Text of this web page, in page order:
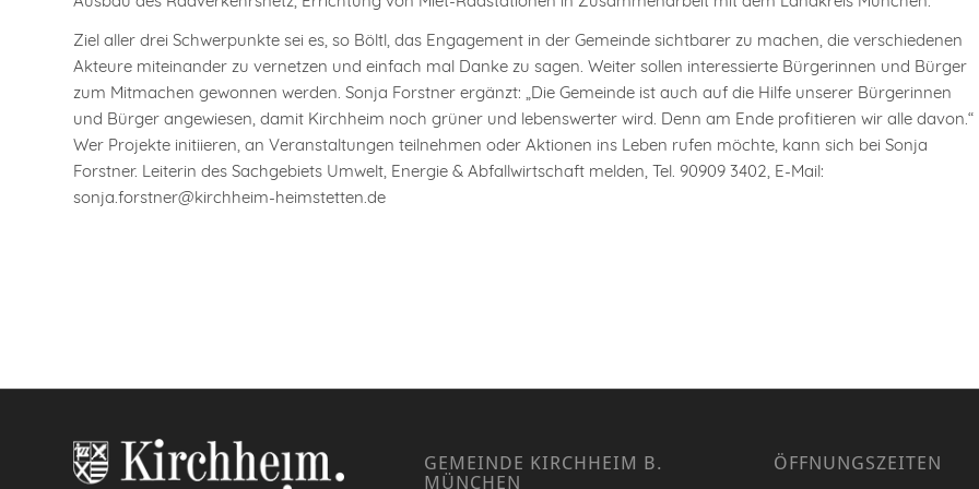
Ziel aller drei Schwerpunkte sei es, so Böltl, das Engagement in der Gemeinde sichtbarer zu machen, die verschiedenen
Akteure miteinander zu vernetzen und einfach mal Danke zu sagen. Weiter sollen interessierte Bürgerinnen und Bürger
zum Mitmachen gewonnen werden. Sonja Forstner ergänzt: „Die Gemeinde ist auch auf die Hilfe unserer Bürgerinnen
und Bürger angewiesen, damit Kirchheim noch grüner und lebenswerter wird. Denn am Ende profitieren wir alle davon.“
Wer Projekte initiieren, an Veranstaltungen teilnehmen oder Aktionen ins Leben rufen möchte, kann sich bei Sonja
Forstner. Leiterin des Sachgebiets Umwelt, Energie & Abfallwirtschaft melden, Tel. 90909 3402, E-Mail:
sonja.forstner@kirchheim-heimstetten.de
GEMEINDE KIRCHHEIM B.
MÜNCHEN
ÖFFNUNGSZEITEN